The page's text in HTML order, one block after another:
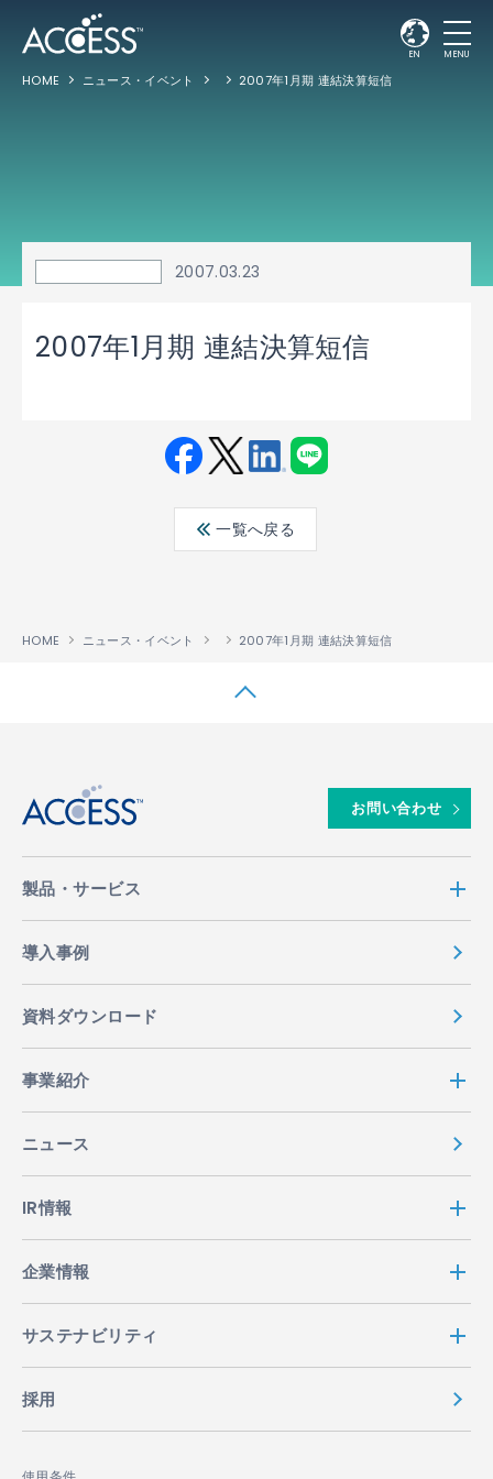
EN MENU
HOME ニュース・イベント 2007年1月期 連結決算短信
2007.03.23
2007年1月期 連結決算短信
ebo ter
edin
一覧へ戻る
HOME ニュース・イベント 2007年1月期 連結決算短信
お問い合わせ
製品・サービス
導入事例
資料ダウンロード
事業紹介
ニュース
IR情報
企業情報
サステナビリティ
採用